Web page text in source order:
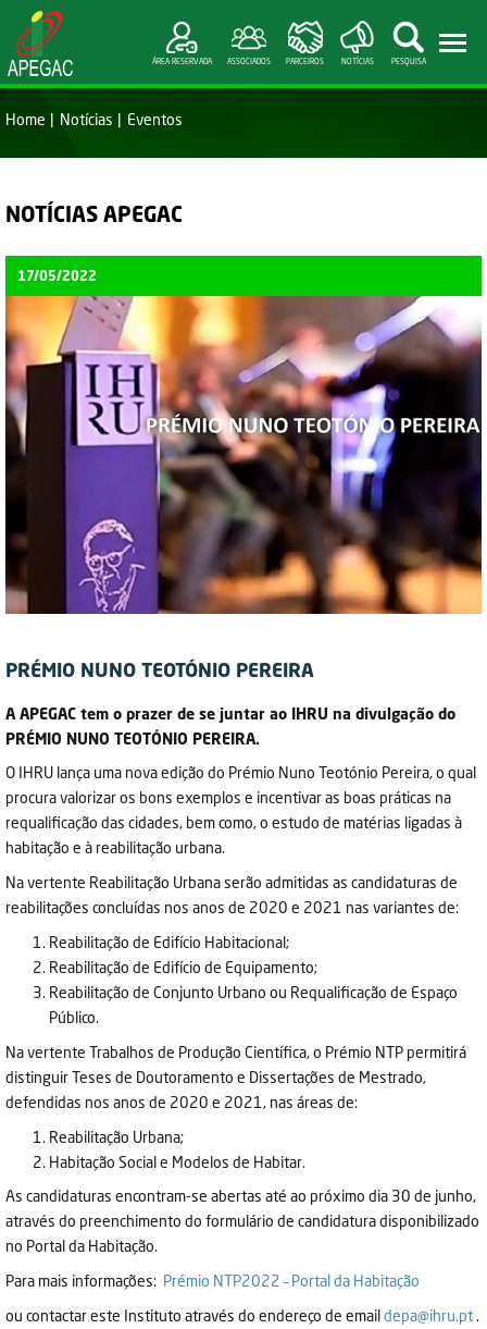
ÁREA RESERVADA ASSOCIADOS PARCEIROS NOTÍCIAS PESQUISA
Home Notícias Eventos
NOTÍCIAS APEGAC
17/05/2022
PRÉMIO NUNO TEOTÓNIO PEREIRA
A APEGAC tem o prazer de se juntar ao IHRU na divulgação do
PRÉMIO NUNO TEOTÓNIO PEREIRA.
O IHRU lança uma nova edição do Prémio Nuno Teotónio Pereira, o qual
procura valorizar os bons exemplos e incentivar as boas práticas na
requalificação das cidades, bem como, o estudo de matérias ligadas à
habitação e à reabilitação urbana.
Na vertente Reabilitação Urbana serão admitidas as candidaturas de
reabilitações concluídas nos anos de 2020 e 2021 nas variantes de:
Reabilitação de Edifício Habitacional;
Reabilitação de Edifício de Equipamento;
Reabilitação de Conjunto Urbano ou Requalificação de Espaço
Público.
Na vertente Trabalhos de Produção Científica, o Prémio NTP permitirá
distinguir Teses de Doutoramento e Dissertações de Mestrado,
defendidas nos anos de 2020 e 2021, nas áreas de:
Reabilitação Urbana;
Habitação Social e Modelos de Habitar.
As candidaturas encontram-se abertas até ao próximo dia 30 de junho,
através do preenchimento do formulário de candidatura disponibilizado
no Portal da Habitação.
Para mais informações: Prémio NTP2022 – Portal da Habitação
ou contactar este Instituto através do endereço de emaildepa@ihru.pt .